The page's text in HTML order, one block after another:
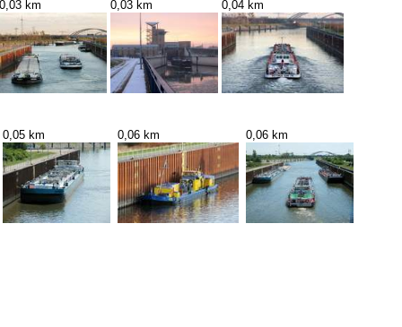
0,03 km 0,03 km 0,04 km
0,05 km 0,06 km 0,06 km